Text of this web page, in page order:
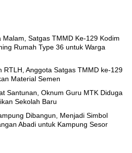
Satgas TMMD Ke-129 Kodim
Rumah Type 36 untuk Warga
RTLH, Anggota Satgas TMMD ke-129
Material Semen
Santunan, Oknum Guru MTK Diduga
Sekolah Baru
Dibangun, Menjadi Simbol
Abadi untuk Kampung Sesor